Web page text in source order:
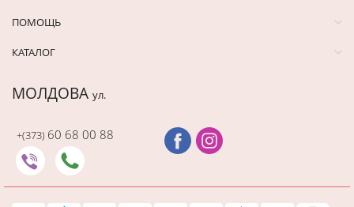
ПОМОЩЬ
КАТАЛОГ
МОЛДОВА ул.
+(373) 60 68 00 88